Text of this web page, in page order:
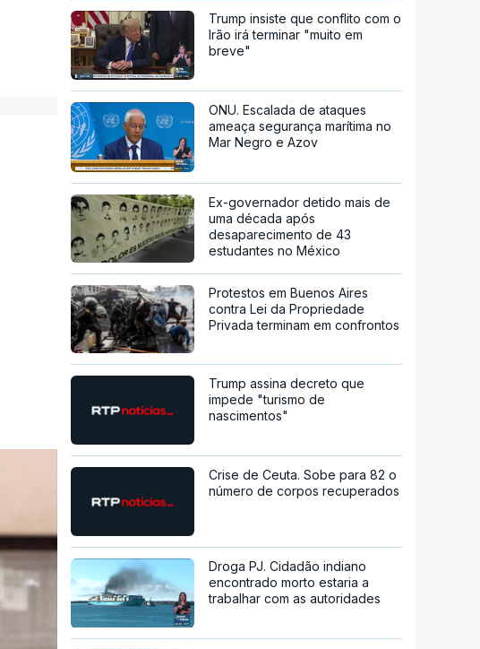
Trump insiste que conflito com o
Irão irá terminar "muito em
breve"
ONU. Escalada de ataques
ameaça segurança marítima no
Mar Negro e Azov
Ex-governador detido mais de
uma década após
desaparecimento de 43
estudantes no México
Protestos em Buenos Aires
contra Lei da Propriedade
Privada terminam em confrontos
Trump assina decreto que
impede "turismo de
nascimentos"
Crise de Ceuta. Sobe para 82 o
número de corpos recuperados
Droga PJ. Cidadão indiano
encontrado morto estaria a
trabalhar com as autoridades